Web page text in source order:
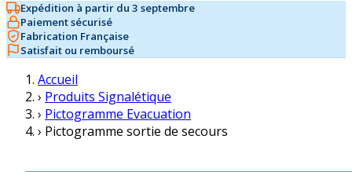
Expédition à partir du 3 septembre
Paiement sécurisé
Fabrication Française
Satisfait ou remboursé
Accueil
› Produits Signalétique
› Pictogramme Evacuation
› Pictogramme sortie de secours